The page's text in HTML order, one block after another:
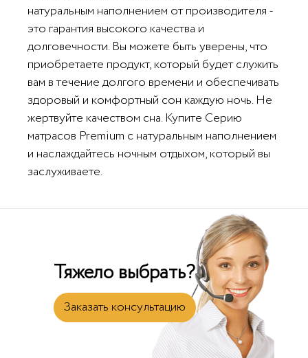
натуральным наполнением от производителя -
это гарантия высокого качества и
долговечности. Вы можете быть уверены, что
приобретаете продукт, который будет служить
вам в течение долгого времени и обеспечивать
здоровый и комфортный сон каждую ночь. Не
жертвуйте качеством сна. Купите Серию
матрасов Premium с натуральным наполнением
и наслаждайтесь ночным отдыхом, который вы
заслуживаете.
Тяжело выбрать?
Заказать консультацию